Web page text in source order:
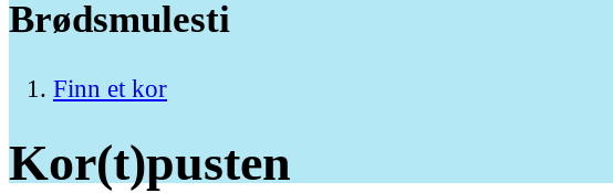
Brødsmulesti
Finn et kor
Kor(t)pusten